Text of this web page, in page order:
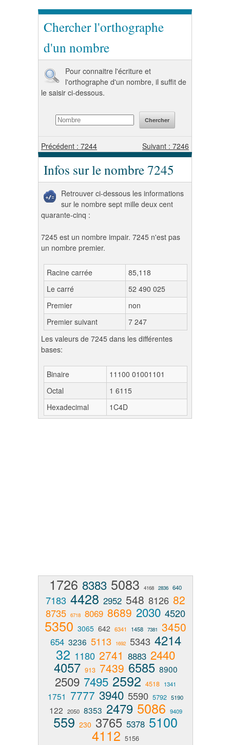
Chercher l'orthographe
d'un nombre
Pour connaitre l'écriture et
l'orthographe d'un nombre, il suffit de
le saisir ci-dessous.
Précédent : 7244 Suivant : 7246
Infos sur le nombre 7245
Retrouver ci-dessous les informations
sur le nombre sept mille deux cent
quarante-cinq :
7245 est un nombre impair. 7245 n'est pas
un nombre premier.
Racine carrée
85,118
Le carré
52 490 025
Premier
non
Premier suivant
7 247
Les valeurs de 7245 dans les différentes
bases:
Binaire
11100 01001101
Octal
1 6115
Hexadecimal
1C4D
1726 8383 5083 4168 2836 640
7183 4428 2952 548 8126 82
8735 6718 8069 8689 2030 4520
5350 3065 642 6341 1458 7381 3450
654 3236 5113 1692 5343 4214
32 1180 2741 8883 2440
4057 913 7439 6585 8900
2509 7495 2592 4518 1341
1751 7777 3940 5590 5792 5190
122 2050 8353 2479 5086 9409
559 230 3765 5378 5100
4112 5156